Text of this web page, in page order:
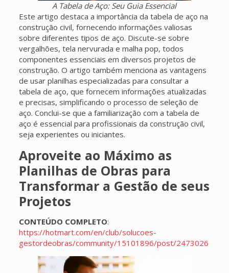
A Tabela de Aço: Seu Guia Essencial
Este artigo destaca a importância da tabela de aço na
construção civil, fornecendo informações valiosas
sobre diferentes tipos de aço. Discute-se sobre
vergalhões, tela nervurada e malha pop, todos
componentes essenciais em diversos projetos de
construção. O artigo também menciona as vantagens
de usar planilhas especializadas para consultar a
tabela de aço, que fornecem informações atualizadas
e precisas, simplificando o processo de seleção de
aço. Conclui-se que a familiarização com a tabela de
aço é essencial para profissionais da construção civil,
seja experientes ou iniciantes.
Aproveite ao Máximo as
Planilhas de Obras para
Transformar a Gestão de seus
Projetos
CONTEÚDO COMPLETO:
https://hotmart.com/en/club/solucoes-
gestordeobras/community/15101896/post/2473026